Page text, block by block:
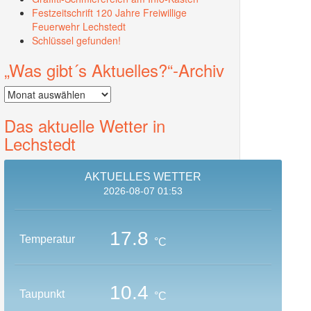
Festzeitschrift 120 Jahre Freiwillige
Feuerwehr Lechstedt
Schlüssel gefunden!
„Was gibt´s Aktuelles?“-Archiv
„Was
gibt
´s
Aktuelles?“-
Archiv
Das aktuelle Wetter in
Lechstedt